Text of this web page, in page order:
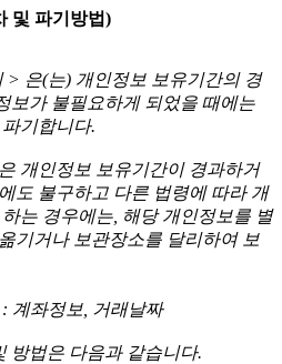
및 파기방법)
은(는) 개인정보 보유기간의 경
보가 불필요하게 되었을 때에는
기합니다.
개인정보 보유기간이 경과하거
도 불구하고 다른 법령에 따라 개
는 경우에는, 해당 개인정보를 별
기거나 보관장소를 달리하여 보
계좌정보, 거래날짜
방법은 다음과 같습니다.